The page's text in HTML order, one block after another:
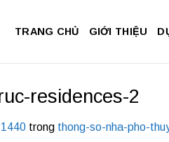
TRANG CHỦ GIỚI THIỆU
residences-2
trong thong-so-nha-pho-